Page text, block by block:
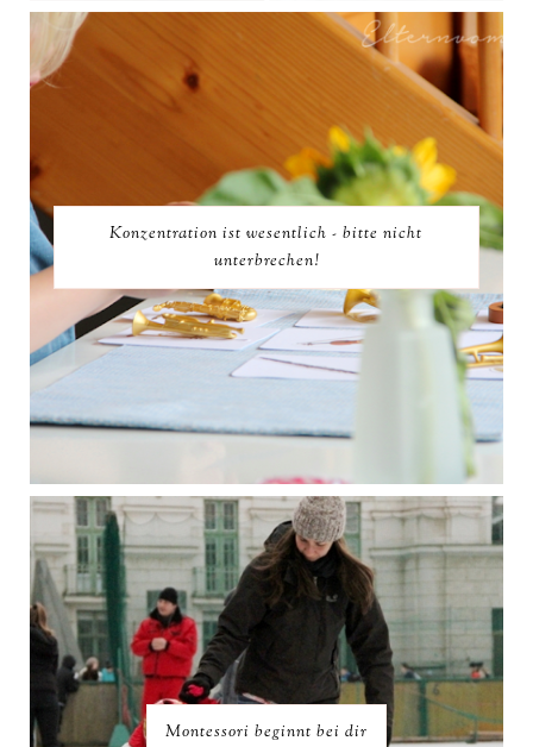
Konzentration ist wesentlich - bitte nicht
unterbrechen!
Montessori beginnt bei dir